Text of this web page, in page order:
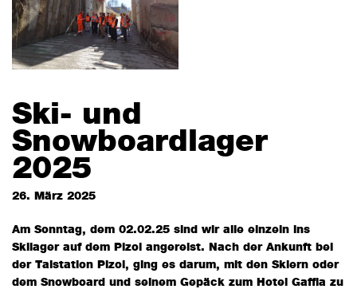
Ski- und
Snowboardlager
2025
26. März 2025
Am Sonntag, dem 02.02.25 sind wir alle einzeln ins
Skilager auf dem Pizol angereist. Nach der Ankunft bei
der Talstation Pizol, ging es darum, mit den Skiern oder
dem Snowboard und seinem Gepäck zum Hotel Gaffia zu